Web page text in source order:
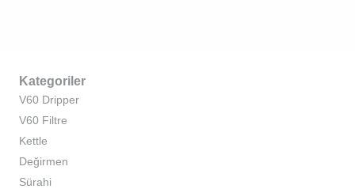
Kategoriler
V60 Dripper
V60 Filtre
Kettle
Değirmen
Sürahi